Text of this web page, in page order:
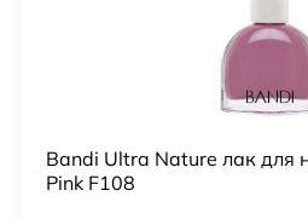
Bandi Ultra Nature лак для
Pink F108